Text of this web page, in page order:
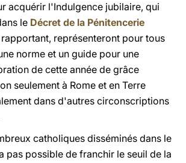
acquérir l'Indulgence jubilaire, qui
le Décret de la Pénitencerie
représenteront pour tous
norme et un guide pour une
de cette année de grâce
seulement à Rome et en Terre
dans d'autres circonscriptions
catholiques disséminés dans le
pas possible de franchir le seuil de la